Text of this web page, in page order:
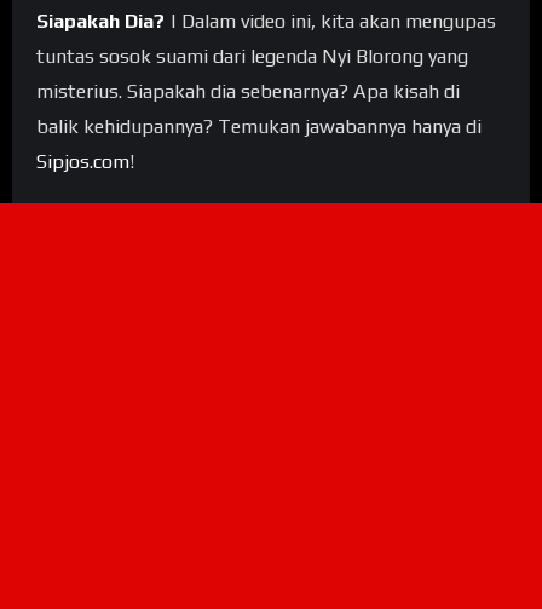
Siapakah Dia? | Dalam video ini, kita akan mengupas
tuntas sosok suami dari legenda Nyi Blorong yang
misterius. Siapakah dia sebenarnya? Apa kisah di
balik kehidupannya? Temukan jawabannya hanya di
Sipjos.com!